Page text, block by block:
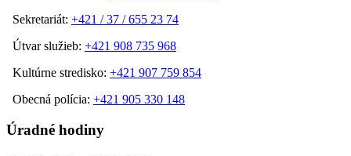
Sekretariát: +421 / 37 / 655 23 74
Útvar služieb: +421 908 735 968
Kultúrne stredisko: +421 907 759 854
Obecná polícia: +421 905 330 148
Úradné hodiny